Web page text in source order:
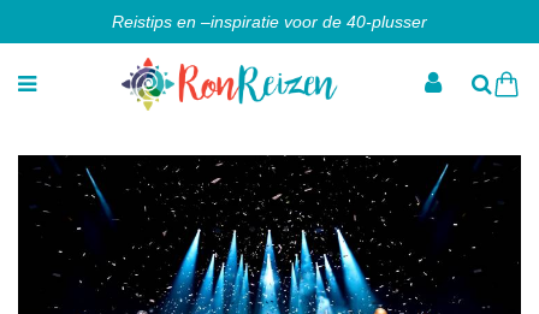
Reistips en –inspiratie voor de 40-plusser